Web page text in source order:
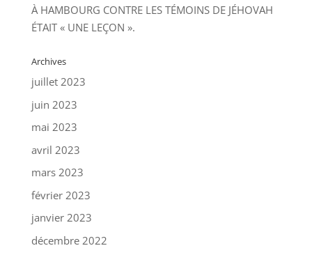
À HAMBOURG CONTRE LES TÉMOINS DE JÉHOVAH
ÉTAIT « UNE LEÇON ».
Archives
juillet 2023
juin 2023
mai 2023
avril 2023
mars 2023
février 2023
janvier 2023
décembre 2022